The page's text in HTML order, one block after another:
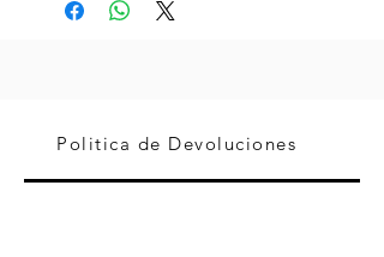
Politica de Devoluciones